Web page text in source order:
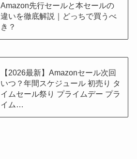
Amazon先行セールと本セールの
違いを徹底解説｜どっちで買うべ
き？
【2026最新】Amazonセール次回
いつ？年間スケジュール 初売り タ
イムセール祭り プライムデー プラ
イム…